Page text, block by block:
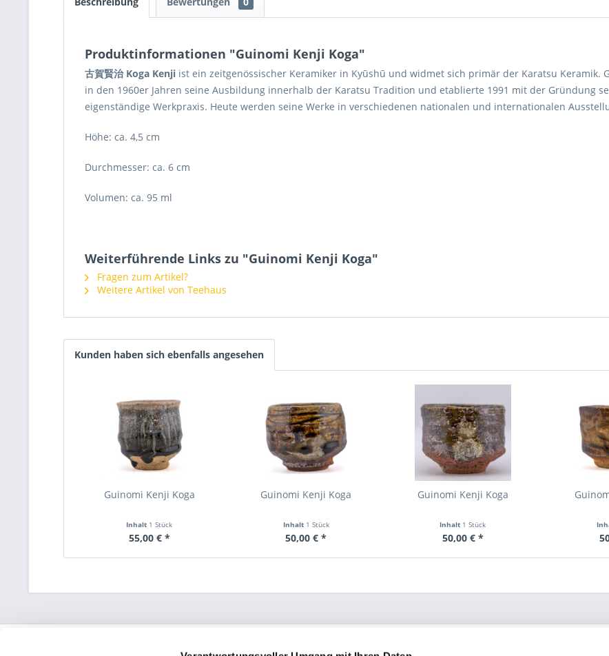
Produktinformationen "Guinomi Kenji Koga"
古賀賢治 Koga Kenji ist ein zeitgenössischer Keramiker in Kyūshū und widmet sich primär der Karatsu Keramik.
in den 1960er Jahren seine Ausbildung innerhalb der Karatsu Tradition und etablierte 1991 mit der Gründung
eigenständige Werkpraxis. Heute werden seine Werke in verschiedenen nationalen und internationalen
Höhe: ca. 4,5 cm
Durchmesser: ca. 6 cm
Volumen: ca. 95 ml
Weiterführende Links zu "Guinomi Kenji Koga"
Fragen zum Artikel?
Weitere Artikel von Teehaus
Kunden haben sich ebenfalls angesehen
Guinomi Kenji Koga
Inhalt 1 Stück
55,00 € *
Guinomi Kenji Koga
Inhalt 1 Stück
50,00 € *
Guinomi Kenji Koga
Inhalt 1 Stück
50,00 € *
Shop Service